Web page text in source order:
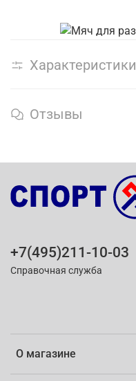
Характеристики
Отзывы
О магазине
+7(495)211-10-03
Справочная служба